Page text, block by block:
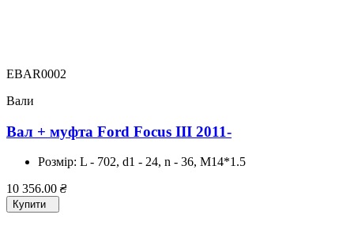
EBAR0002
Вали
Вал + муфта Ford Focus III 2011-
Розмір: L - 702, d1 - 24, n - 36, M14*1.5
10 356.00 ₴
Купити